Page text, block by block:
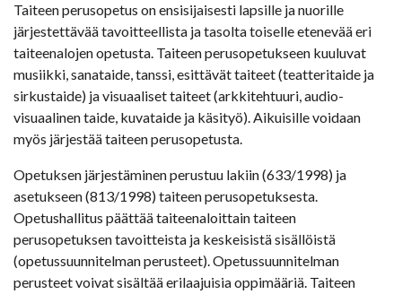
Taiteen perusopetus on ensisijaisesti lapsille ja nuorille
järjestettävää tavoitteellista ja tasolta toiselle etenevää eri
taiteenalojen opetusta. Taiteen perusopetukseen kuuluvat
musiikki, sanataide, tanssi, esittävät taiteet (teatteritaide ja
sirkustaide) ja visuaaliset taiteet (arkkitehtuuri, audio-
visuaalinen taide, kuvataide ja käsityö). Aikuisille voidaan
myös järjestää taiteen perusopetusta.
Opetuksen järjestäminen perustuu lakiin (633/1998) ja
asetukseen (813/1998) taiteen perusopetuksesta.
Opetushallitus päättää taiteenaloittain taiteen
perusopetuksen tavoitteista ja keskeisistä sisällöistä
(opetussuunnitelman perusteet). Opetussuunnitelman
perusteet voivat sisältää erilaajuisia oppimääriä. Taiteen